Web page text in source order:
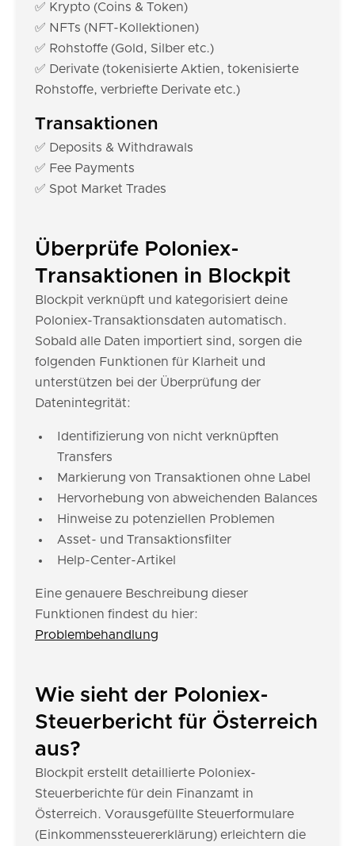
✅ Krypto (Coins & Token)
✅ NFTs (NFT-Kollektionen)
✅ Rohstoffe (Gold, Silber etc.)
✅ Derivate (tokenisierte Aktien, tokenisierte
Rohstoffe, verbriefte Derivate etc.)
Transaktionen
✅ Deposits & Withdrawals
✅ Fee Payments
✅ Spot Market Trades
Überprüfe Poloniex-
Transaktionen in Blockpit
Blockpit verknüpft und kategorisiert deine
Poloniex-Transaktionsdaten automatisch.
Sobald alle Daten importiert sind, sorgen die
folgenden Funktionen für Klarheit und
unterstützen bei der Überprüfung der
Datenintegrität:
Identifizierung von nicht verknüpften
Transfers
Markierung von Transaktionen ohne Label
Hervorhebung von abweichenden Balances
Hinweise zu potenziellen Problemen
Asset- und Transaktionsfilter
Help-Center-Artikel
Eine genauere Beschreibung dieser
Funktionen findest du hier:
Problembehandlung
Wie sieht der Poloniex-
Steuerbericht für Österreich
aus?
Blockpit erstellt detaillierte Poloniex-
Steuerberichte für dein Finanzamt in
Österreich. Vorausgefüllte Steuerformulare
(Einkommenssteuererklärung) erleichtern die